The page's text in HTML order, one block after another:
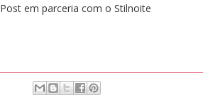
Post em parceria com o Stilnoite